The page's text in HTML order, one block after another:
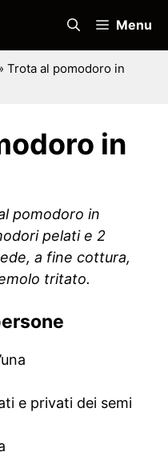
Menu
Trota al pomodoro in
in
pomodoro in
pelati e 2
a fine cottura,
tritato.
e privati dei semi